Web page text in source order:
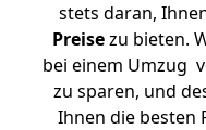
stets daran,
Preisezu bieten.
bei einem Umzug
zu sparen, und
Ihnen die besten